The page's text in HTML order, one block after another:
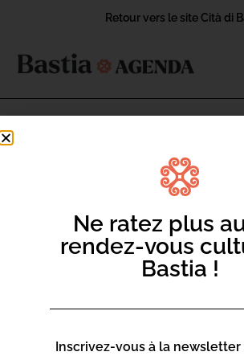
Retour vers le site Cità di
Carbonite
INFOS PRATIQUES
CONTACT
Ne ratez plus
rendez-vous
Bastia !
Inscrivez-vous à la